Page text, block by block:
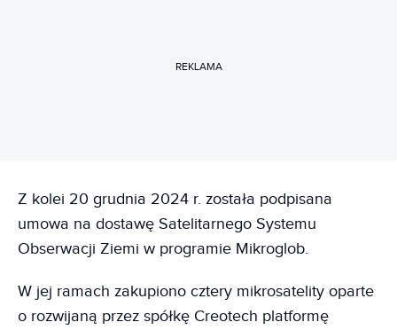
REKLAMA
Z kolei 20 grudnia 2024 r. została podpisana
umowa na dostawę Satelitarnego Systemu
Obserwacji Ziemi w programie Mikroglob.
W jej ramach zakupiono cztery mikrosatelity oparte
o rozwijaną przez spółkę Creotech platformę